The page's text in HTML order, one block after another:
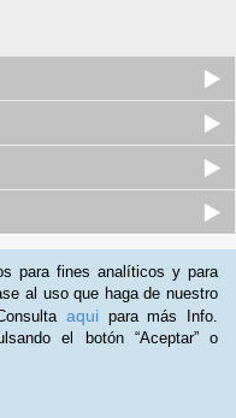
para fines analíticos y para
al uso que haga de nuestro
aqui para más Info.
el botón “Aceptar” o
de Afiliación